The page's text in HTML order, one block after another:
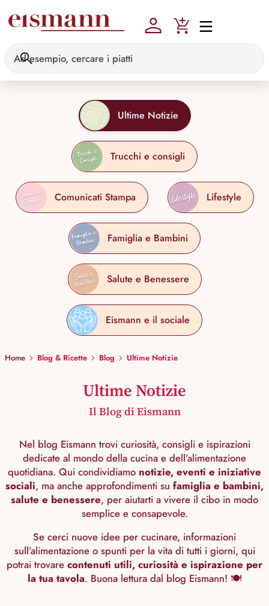
Ultime Notizie
Trucchi e consigli
Comunicati Stampa Lifestyle
Famiglia e Bambini
Salute e Benessere
Eismann e il sociale
Home Blog & Ricette Blog Ultime Notizie
Ultime Notizie
Il Blog di Eismann
Nel blog Eismann trovi curiosità, consigli e ispirazioni
dedicate al mondo della cucina e dell’alimentazione
quotidiana. Qui condividiamo notizie, eventi e iniziative
sociali, ma anche approfondimenti su famiglia e bambini,
salute e benessere, per aiutarti a vivere il cibo in modo
semplice e consapevole.
Se cerci nuove idee per cucinare, informazioni
sull’alimentazione o spunti per la vita di tutti i giorni, qui
potrai trovare contenuti utili, curiosità e ispirazione per
la tua tavola. Buona lettura dal blog Eismann! 🍽️